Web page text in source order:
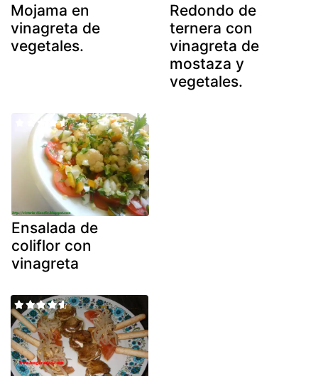
Mojama en
vinagreta de
vegetales.
Redondo de
ternera con
vinagreta de
mostaza y
vegetales.
Ensalada de
coliflor con
vinagreta